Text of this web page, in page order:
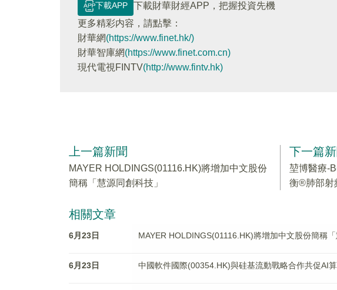
下載APP
下載財華財經APP，把握投資先機
更多精彩内容，請點擊：
財華網(https://www.finet.hk/)
財華智庫網(https://www.finet.com.cn)
現代電視FINTV(http://www.fintv.hk)
上一篇新聞
MAYER HOLDINGS(01116.HK)將增加中文股份
簡稱「慧源同創科技」
下一篇
堃博醫療-
衡®肺部射
相關文章
6月23日 MAYER HOLDINGS(01116.HK)將增加中文股份簡稱「
6月23日 中國軟件國際(00354.HK)與硅基流動戰略合作共促AI